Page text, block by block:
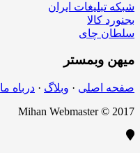
شبکه تبلیغات ایران
بجنورد کالا
سلطان چای
میهن وبمستر
صفحه اصلی · وبلاگ · درباه ما
Mihan Webmaster © 2017